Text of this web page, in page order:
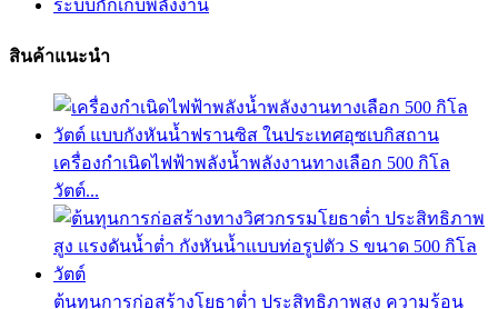
ระบบกักเก็บพลังงาน
สินค้าแนะนำ
เครื่องกำเนิดไฟฟ้าพลังน้ำพลังงานทางเลือก 500 กิโล
วัตต์...
ต้นทุนการก่อสร้างโยธาต่ำ ประสิทธิภาพสูง ความร้อน